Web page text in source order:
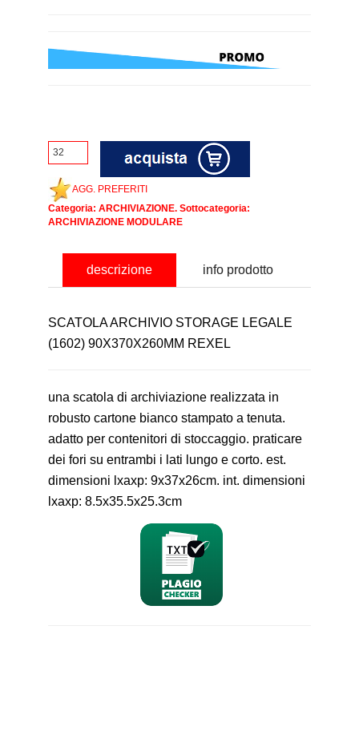
AGG. PREFERITI
Categoria: ARCHIVIAZIONE. Sottocategoria:
ARCHIVIAZIONE MODULARE
descrizione info prodotto
SCATOLA ARCHIVIO STORAGE LEGALE
(1602) 90X370X260MM REXEL
una scatola di archiviazione realizzata in
robusto cartone bianco stampato a tenuta.
adatto per contenitori di stoccaggio. praticare
dei fori su entrambi i lati lungo e corto. est.
dimensioni lxaxp: 9x37x26cm. int. dimensioni
lxaxp: 8.5x35.5x25.3cm